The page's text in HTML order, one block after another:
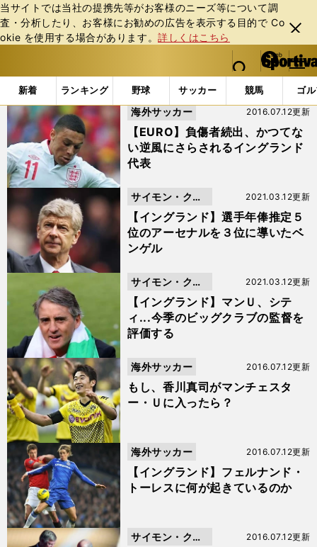
当サイトでは当社の提携先等がお客様のニーズ等について調
査・分析したり、お客様にお勧めの広告を表⽰する⽬的で Co
okie を使⽤する場合があります。詳しくはこちら
閉じ
る
web Sportiva (webスポルティーバ)
検索
マイペ
ー
ジ
メニュ
新着 ランキング 野球 サッカー 競馬 ゴ
b
ス
ポ
ル
テ
ィ
ー
バ
「リバプール」の検索結果 (49ページ目)
【EURO】負傷者続出、かつてな
い逆風にさらされるイングランド
代表
2016.07.12更新
海外サッカー
【イングランド】選手年俸推定５
位のアーセナルを３位に導いたベ
ンゲル
2021.03.12更新
サイモン・クー
パー
【イングランド】マンＵ、シテ
ィ...今季のビッグクラブの監督を
評価する
2021.03.12更新
サイモン・クー
パー
もし、香川真司がマンチェスタ
ー・Ｕに入ったら？
2016.07.12更新
海外サッカー
【イングランド】フェルナンド・
トーレスに何が起きているのか
2016.07.12更新
海外サッカー
2016.07.12更新
サイモン・クー